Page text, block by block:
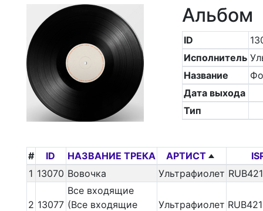
Альбом
ID
Исполнитель
Название
Дата выхода
Тип
# ID НАЗВАНИЕ ТРЕКА АРТИСТ
1 13070 Вовочка Ультрафиолет
2 13077
Все входящие
(Все входящие
Ультрафиолет